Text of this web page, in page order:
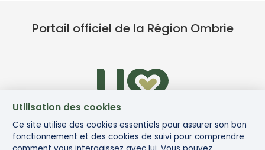
Portail officiel de la Région Ombrie
Utilisation des cookies
Ce site utilise des cookies essentiels pour assurer son bon
fonctionnement et des cookies de suivi pour comprendre